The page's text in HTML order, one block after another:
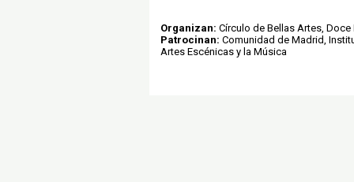
Organizan: Círculo de Bellas Artes,
Patrocinan: Comunidad de Madrid,
Artes Escénicas y la Música